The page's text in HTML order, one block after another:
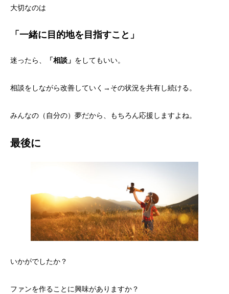
大切なのは
「一緒に目的地を目指すこと」
迷ったら、 「相談」 をしてもいい。
相談をしながら改善していく→その状況を共有し続ける。
みんなの（自分の）夢だから、もちろん応援しますよね。
最後に
いかがでしたか？
ファンを作ることに興味がありますか？